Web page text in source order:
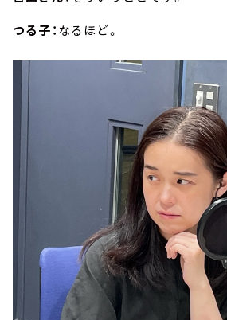
つる子： なるほど。